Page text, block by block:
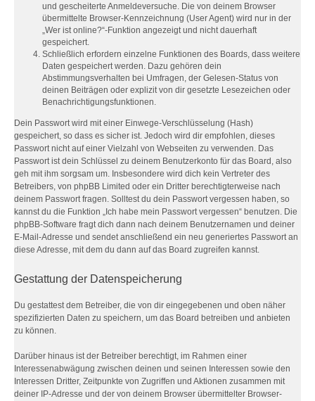
und gescheiterte Anmeldeversuche. Die von deinem Browser
übermittelte Browser-Kennzeichnung (User Agent) wird nur in der
„Wer ist online?“-Funktion angezeigt und nicht dauerhaft
gespeichert.
Schließlich erfordern einzelne Funktionen des Boards, dass weitere
Daten gespeichert werden. Dazu gehören dein
Abstimmungsverhalten bei Umfragen, der Gelesen-Status von
deinen Beiträgen oder explizit von dir gesetzte Lesezeichen oder
Benachrichtigungsfunktionen.
Dein Passwort wird mit einer Einwege-Verschlüsselung (Hash)
gespeichert, so dass es sicher ist. Jedoch wird dir empfohlen, dieses
Passwort nicht auf einer Vielzahl von Webseiten zu verwenden. Das
Passwort ist dein Schlüssel zu deinem Benutzerkonto für das Board, also
geh mit ihm sorgsam um. Insbesondere wird dich kein Vertreter des
Betreibers, von phpBB Limited oder ein Dritter berechtigterweise nach
deinem Passwort fragen. Solltest du dein Passwort vergessen haben, so
kannst du die Funktion „Ich habe mein Passwort vergessen“ benutzen. Die
phpBB-Software fragt dich dann nach deinem Benutzernamen und deiner
E-Mail-Adresse und sendet anschließend ein neu generiertes Passwort an
diese Adresse, mit dem du dann auf das Board zugreifen kannst.
Gestattung der Datenspeicherung
Du gestattest dem Betreiber, die von dir eingegebenen und oben näher
spezifizierten Daten zu speichern, um das Board betreiben und anbieten
zu können.
Darüber hinaus ist der Betreiber berechtigt, im Rahmen einer
Interessenabwägung zwischen deinen und seinen Interessen sowie den
Interessen Dritter, Zeitpunkte von Zugriffen und Aktionen zusammen mit
deiner IP-Adresse und der von deinem Browser übermittelter Browser-